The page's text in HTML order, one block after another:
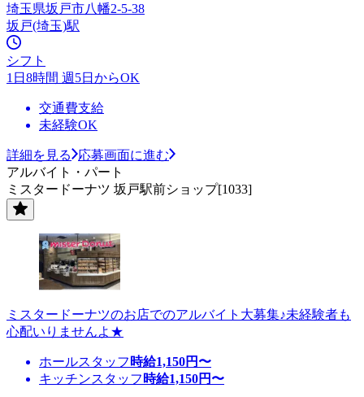
埼玉県坂戸市八幡2-5-38
坂戸(埼玉)駅
シフト
1日8時間 週5日からOK
交通費支給
未経験OK
詳細を見る
応募画面に進む
アルバイト・パート
ミスタードーナツ 坂戸駅前ショップ[1033]
ミスタードーナツのお店でのアルバイト大募集♪未経験者も
心配いりませんよ★
ホールスタッフ 時給1,150円〜
キッチンスタッフ 時給1,150円〜